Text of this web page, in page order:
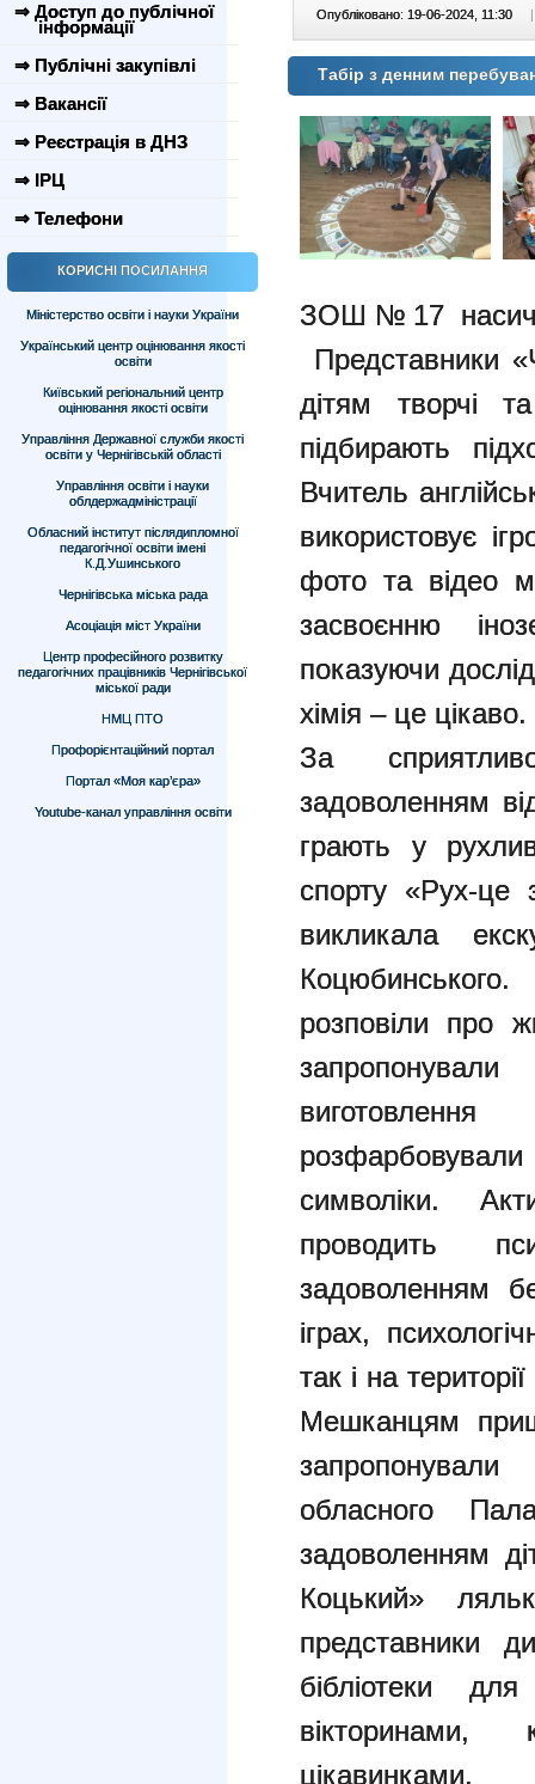
⇒ Доступ до публічної
інформації
⇒ Публічні закупівлі
⇒ Вакансії
⇒ Реєстрація в ДНЗ
⇒ ІРЦ
⇒ Телефони
КОРИСНІ ПОСИЛАННЯ
Міністерство освіти і науки України
Український центр оцінювання якості
освіти
Київський регіональний центр
оцінювання якості освіти
Управління Державної служби якості
освіти у Чернігівській області
Управління освіти і науки
облдержадміністрації
Обласний інститут післядипломної
педагогічної освіти імені
К.Д.Ушинського
Чернігівська міська рада
Асоціація міст України
Центр професійного розвитку
педагогічних працівників Чернігівської
міської ради
НМЦ ПТО
Профорієнтаційний портал
Портал «Моя кар’єра»
Youtube-канал управління освіти
Опубліковано: 19-06-2024, 11:30 |
Табір з денним
ЗОШ№17
Представники
дітям творчі
підбирають
Вчитель
використовує
фото та відео
засвоєнню
показуючи
хімія – це
За
задоволенням
грають у
спорту «Рух-це
викликала
розповіли про
символіки.
проводить
задоволенням
іграх,
так і на
Мешканцям
запропонували
обласного
задоволенням
Коцький»
представники
бібліотеки
вікторинами,
цікавинками.